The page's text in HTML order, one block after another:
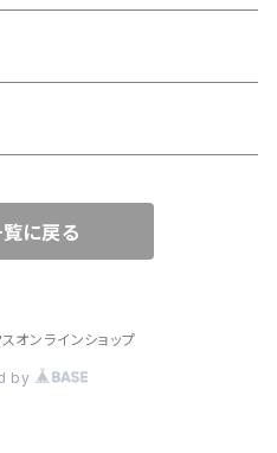
に戻る
オンラインショップ
by